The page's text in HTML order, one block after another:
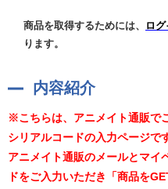
商品を取得するためには、 ロ
ります。
内容紹介
※こちらは、アニメイト通販で
シリアルコードの入力ページで
アニメイト通販のメールとマイ
ドをご入力いただき「商品を